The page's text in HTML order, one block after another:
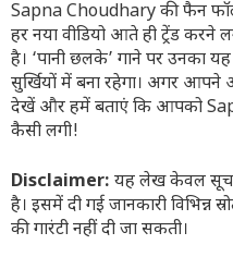
Sapna Choudhary की फैन
हर नया वीडियो आते ही ट्रेंड करने
है। ‘पानी छलके’ गाने पर उनका
सुर्खियों में बना रहेगा। अगर आपने
देखें और हमें बताएं कि आपको
कैसी लगी!
Disclaimer: यह लेख केवल
है। इसमें दी गई जानकारी विभिन्न
की गारंटी नहीं दी जा सकती।